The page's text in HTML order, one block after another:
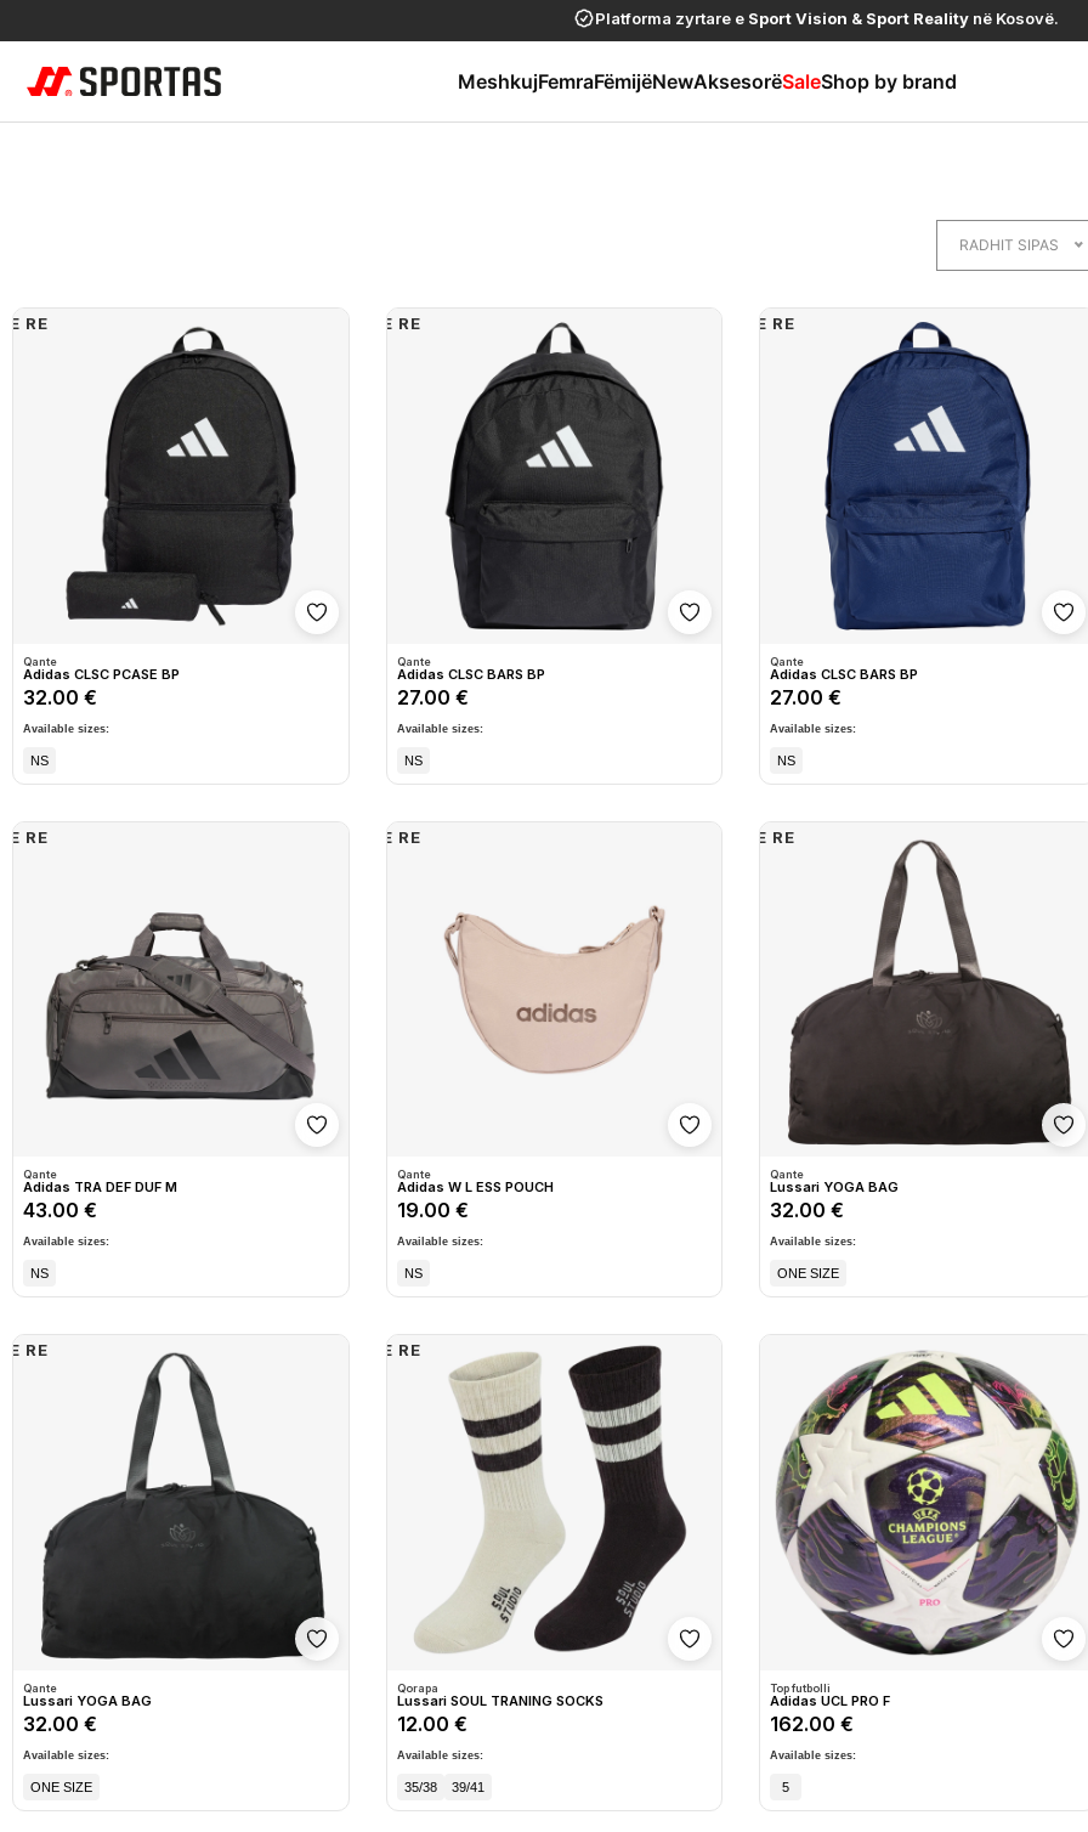
Platforma zyrtare e Sport Vision & Sport Reality në Kosovë.
MeshkujFemraFëmijëNewAksesorëSaleShop by brand
RADHIT SIPAS
Shto në wishlist
E RE
Qante
Adidas CLSC PCASE BP
32.00 €
Available sizes:
NS
Shto në wishlist
E RE
Qante
Adidas CLSC BARS BP
27.00 €
Available sizes:
NS
E RE
Qante
Adidas CLSC BARS BP
27.00 €
Available sizes:
NS
Shto në wishlist
E RE
Qante
Adidas TRA DEF DUF M
43.00 €
Available sizes:
NS
Shto në wishlist
E RE
Qante
Adidas W L ESS POUCH
19.00 €
Available sizes:
NS
E RE
Qante
Lussari YOGA BAG
32.00 €
Available sizes:
ONE SIZE
Shto në wishlist
E RE
Qante
Lussari YOGA BAG
32.00 €
Available sizes:
ONE SIZE
Shto në wishlist
E RE
Qorapa
Lussari SOUL TRANING SOCKS
12.00 €
Available sizes:
35/38 39/41
Top futbolli
Adidas UCL PRO F
162.00 €
Available sizes:
5